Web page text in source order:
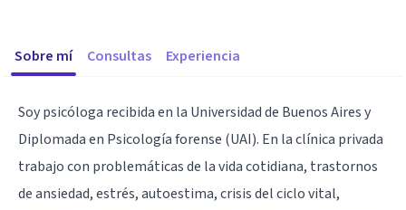
Sobre mí Consultas Experiencia
Soy psicóloga recibida en la Universidad de Buenos Aires y
Diplomada en Psicología forense (UAI). En la clínica privada
trabajo con problemáticas de la vida cotidiana, trastornos
de ansiedad, estrés, autoestima, crisis del ciclo vital,